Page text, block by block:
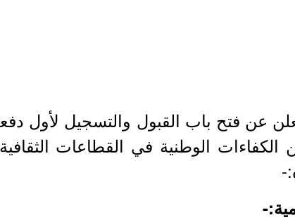
عن فتح باب القبول والتسجيل لأول
الوطنية في القطاعات